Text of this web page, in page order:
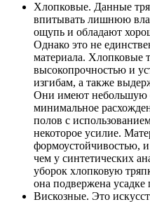
Хлопковые. Данные
впитывать лишнюю
ощупь и обладают
Однако это не
материала. Хлопковые
высокопрочностью и
изгибам, а также
Они имеют небольшую
минимальное
полов с
некоторое усилие.
формоустойчивостью,
чем у синтетических
уборок хлопковую
она подвержена усадке
Вискозные. Это